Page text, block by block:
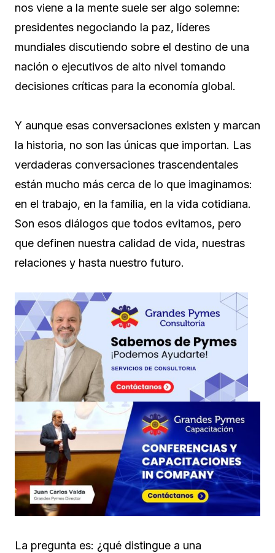
nos viene a la mente suele ser algo solemne:
presidentes negociando la paz, líderes
mundiales discutiendo sobre el destino de una
nación o ejecutivos de alto nivel tomando
decisiones críticas para la economía global.
Y aunque esas conversaciones existen y marcan
la historia, no son las únicas que importan. Las
verdaderas conversaciones trascendentales
están mucho más cerca de lo que imaginamos:
en el trabajo, en la familia, en la vida cotidiana.
Son esos diálogos que todos evitamos, pero
que definen nuestra calidad de vida, nuestras
relaciones y hasta nuestro futuro.
La pregunta es: ¿qué distingue a una